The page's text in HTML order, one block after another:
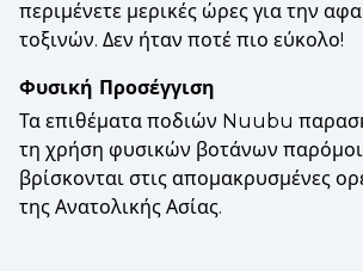
περιμένετε μερικές ώρες για την
τοξινών. Δεν ήταν ποτέ πιο εύκολο!
Φυσική Προσέγγιση
Τα επιθέματα ποδιών Nuubu
τη χρήση φυσικών βοτάνων
βρίσκονται στις απομακρυσμένες
της Ανατολικής Ασίας.